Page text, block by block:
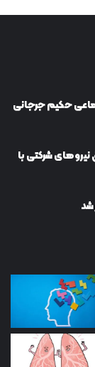
حکیم جرجانی
شرکتی با
شد